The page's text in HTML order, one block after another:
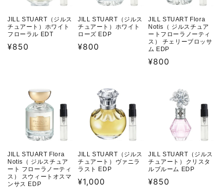
JILL STUART（ジルス
チュアート）ホワイト
フローラル EDT
通
¥850
JILL STUART（ジルス
チュアート）ホワイト
ローズ EDP
通
¥800
JILL STUART Flora
Notis（ ジルスチュア
ートフローラノーティ
ス） チェリーブロッサ
ム EDP
通
¥800
JILL STUART Flora
Notis（ ジルスチュア
ート フローラノーティ
ス） スウィートオスマ
ンサス EDP
JILL STUART（ジルス
チュアート）ヴァニラ
ラスト EDP
通
¥1,000
JILL STUART（ジルス
チュアート）クリスタ
ルブルーム EDP
通
¥850